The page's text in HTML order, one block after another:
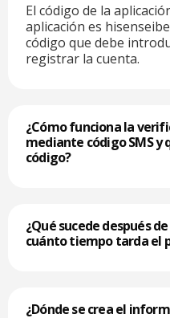
El código de la
aplicación es
código que debe
registrar la cuenta.
¿Cómo funciona la
mediante código SMS y
código?
¿Qué sucede después
cuánto tiempo tarda el
¿Dónde se crea el